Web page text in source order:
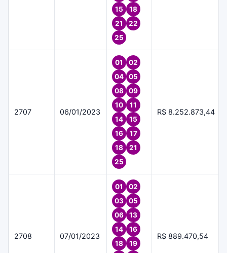
15
18
21
22
25
2707 06/01/2023
01
02
04
05
08
09
10
11
14
15
16
17
18
21
25
R$ 8.252.873,44
2708 07/01/2023
01
02
03
05
06
13
14
16
18
19
R$ 889.470,54